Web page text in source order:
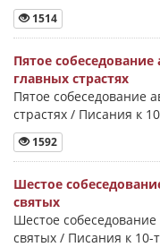
1514
Пятое
главных страстях
Пятое собеседование
страстях / Писания к
1592
Шестое
святых
Шестое
святых / Писания к 10-